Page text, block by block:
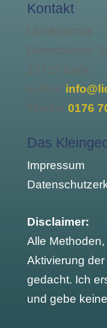
Kontakt
E-Mail:
Telefon 0176
Das
Impressum
Disclaimer:
Alle
Aktivierung
gedacht. Ich
und gebe